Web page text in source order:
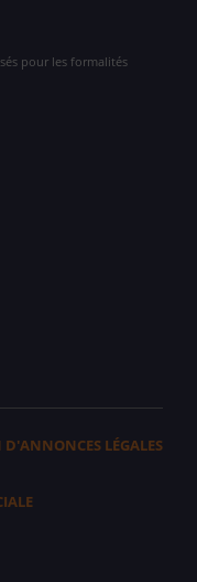
pour les formalités
LÉGALES